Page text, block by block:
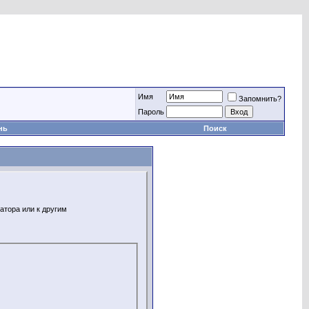
Имя
Запомнить?
Пароль
Поиск
или к другим